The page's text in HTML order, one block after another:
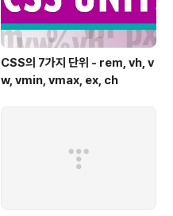
CSS의 7가지 단위 - rem, vh, v
w, vmin, vmax, ex, ch